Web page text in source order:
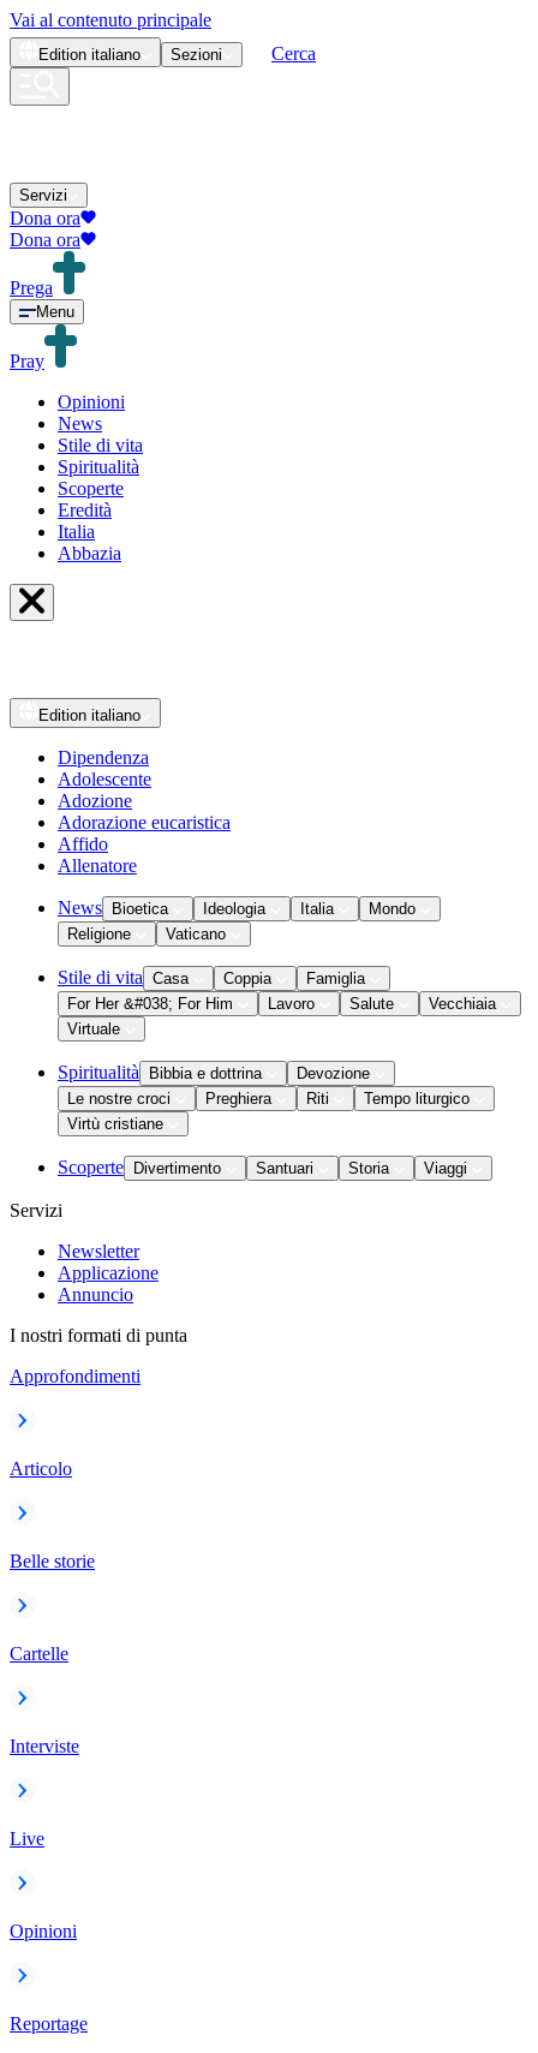
Vai al contenuto principale
Edition italiano Sezioni Cerca
Servizi
Dona ora
Dona ora
Prega
Menu
Pray
Opinioni
News
Stile di vita
Spiritualità
Scoperte
Eredità
Italia
Abbazia
Edition italiano
Dipendenza
Adolescente
Adozione
Adorazione eucaristica
Affido
Allenatore
News Bioetica Ideologia Italia
Mondo
Religione
Vaticano
Stile di vita Casa Coppia
Famiglia
For Her &#038; For Him
Lavoro Salute
Vecchiaia
Virtuale
Spiritualità Bibbia e dottrina
Devozione
Le nostre croci
Preghiera Riti
Tempo liturgico
Virtù cristiane
Scoperte Divertimento Santuari Storia Viaggi
Servizi
Newsletter
Applicazione
Annuncio
I nostri formati di punta
Approfondimenti
Articolo
Belle storie
Cartelle
Interviste
Live
Opinioni
Reportage